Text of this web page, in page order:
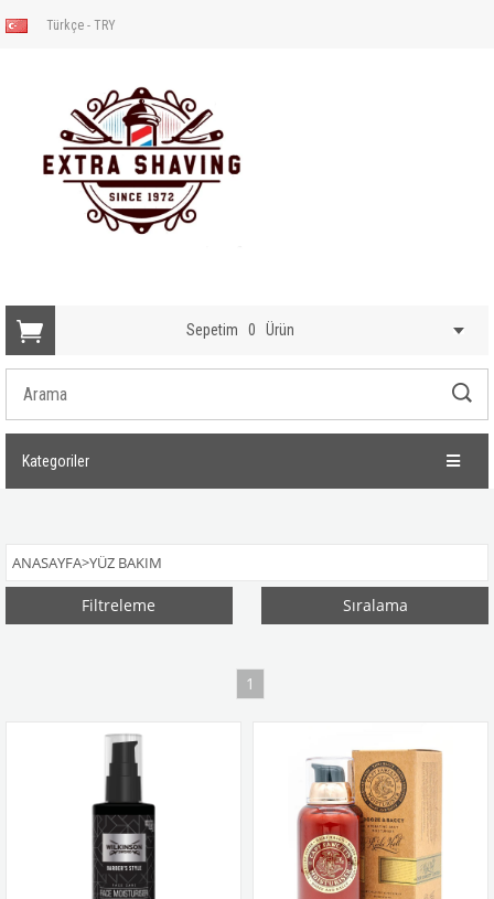
Türkçe - TRY
Sepetim 0 Ürün
Kategoriler
ANASAYFA>YÜZ BAKIM
Filtreleme Sıralama
1